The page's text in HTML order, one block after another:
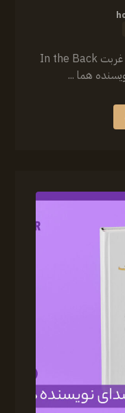
کتاب صوتی در کوچه پس کوچه های غربت In the Back